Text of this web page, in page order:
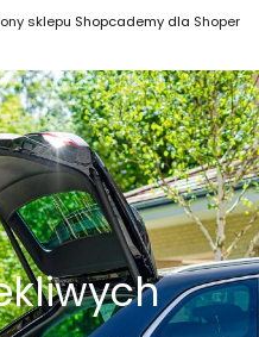
sklepu Shopcademy dla Shoper